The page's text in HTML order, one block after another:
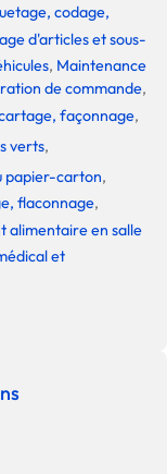
codage,
d'articles et sous-
, Maintenance
de commande,
façonnage,
verts,
papier-carton,
flaconnage,
alimentaire en salle
et